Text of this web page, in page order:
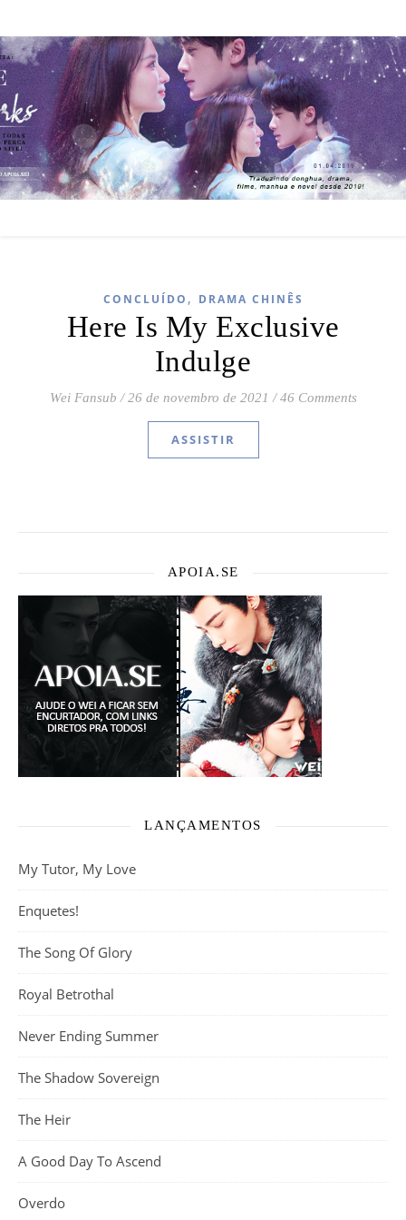
CONCLUÍDO , DRAMA CHINÊS
Here Is My Exclusive
Indulge
Wei Fansub / 26 de novembro de 2021 / 46 Comments
ASSISTIR
APOIA.SE
LANÇAMENTOS
My Tutor, My Love
Enquetes!
The Song Of Glory
Royal Betrothal
Never Ending Summer
The Shadow Sovereign
The Heir
A Good Day To Ascend
Overdo